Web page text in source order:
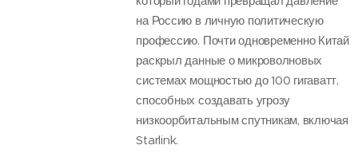
на Россию в личную политическую
профессию. Почти одновременно Китай
раскрыл данные о микроволновых
системах мощностью до 100 гигаватт,
способных создавать угрозу
низкоорбитальным спутникам, включая
Starlink.